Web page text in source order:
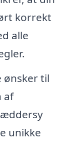
korrekt
alle
ønsker til
af
unikke